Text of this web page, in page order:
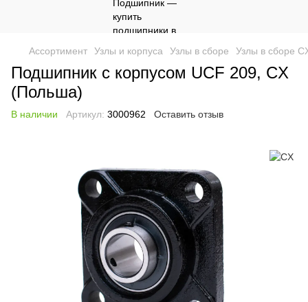
Ассортимент Узлы и корпуса Узлы в сборе Узлы в сборе
Подшипник с корпусом UCF 209, CX
(Польша)
В наличии Артикул: 3000962 Оставить отзыв